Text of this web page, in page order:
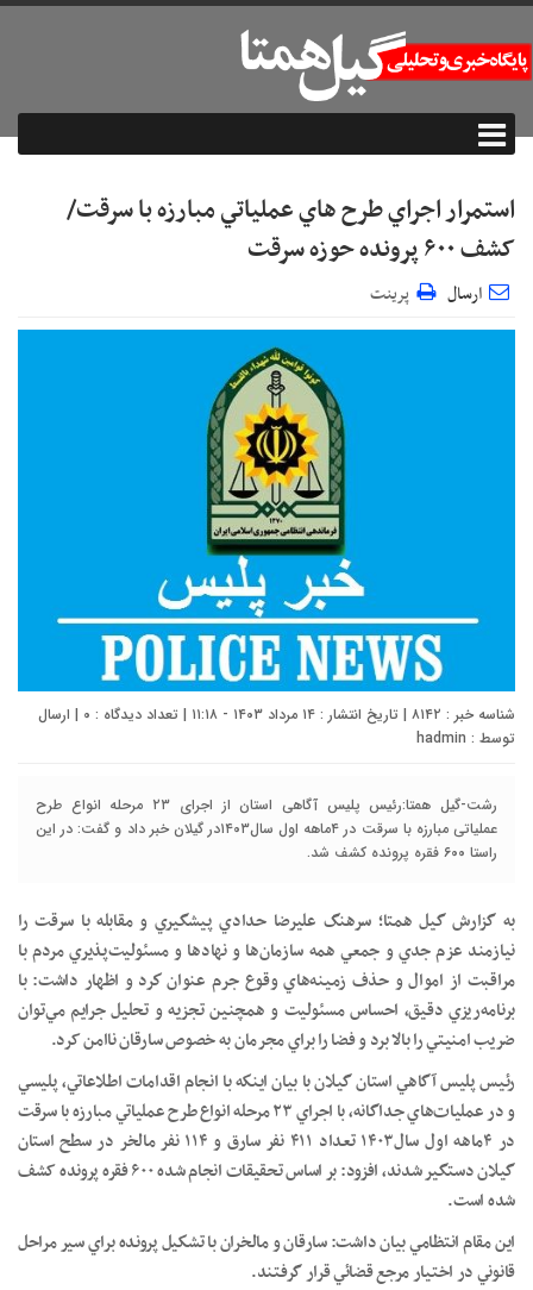
استمرار اجراي طرح هاي عملياتي مبارزه با سرقت/
کشف ۶۰۰ پرونده حوزه سرقت
ارسال پرینت
شناسه خبر : ۸۱۴۲ | تاریخ انتشار : ۱۴ مرداد ۱۴۰۳ - ۱۱:۱۸ | تعداد دیدگاه : ۰ | ارسال
توسط : hadmin
رشت-گیل همتا:رئيس پليس آگاهي استان از اجراي ۲۳ مرحله انواع طرح
عملياتي مبارزه با سرقت در ۴ماهه اول سال۱۴۰۳در گيلان خبر داد و گفت: در اين
راستا ۶۰۰ فقره پرونده كشف شد.
به گزارش گیل همتا؛ سرهنگ عليرضا حدادي پيشگيري و مقابله با سرقت را
نيازمند عزم جدي و جمعي همه سازمان‌ها و نهادها و مسئوليت‌پذيري مردم با
مراقبت از اموال و حذف زمينه‌هاي وقوع جرم عنوان كرد و اظهار داشت: با
برنامه‌ريزي دقيق، احساس مسئوليت و همچنين تجزيه و تحليل جرايم مي‌توان
ضريب امنيتي را بالا برد و فضا را براي مجرمان به خصوص سارقان ناامن کرد.
رئيس پليس آگاهي استان گيلان با بيان اينكه با انجام اقدامات اطلاعاتي، پليسي
و در عمليات‌هاي جداگانه، با اجراي ۲۳ مرحله انواع طرح عملياتي مبارزه با سرقت
در ۴ماهه اول سال۱۴۰۳ تعداد ۴۱۱ نفر سارق و ۱۱۴ نفر مالخر در سطح استان
گيلان دستگير شدند، افزود: بر اساس تحقيقات انجام شده ۶۰۰ فقره پرونده کشف
شده است.
اين مقام انتظامي بيان داشت: سارقان و مالخران با تشكيل پرونده براي سير مراحل
قانوني در اختيار مرجع قضائي قرار گرفتند.